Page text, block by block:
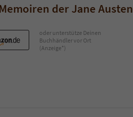
der Jane Austen
oder unterstütze Deinen
Buchhändler vor Ort
(Anzeige*)